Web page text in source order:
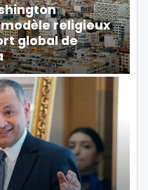
religieux
global de